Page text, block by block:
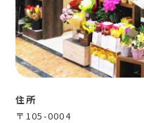
住所
〒105-0004